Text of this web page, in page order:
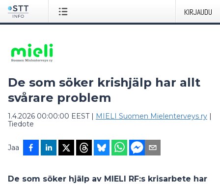
KIRJAUDU
De som söker krishjälp har allt
svårare problem
1.4.2026 00:00:00 EEST| MIELI Suomen Mielenterveys ry |
Tiedote
Jaa
De som söker hjälp av MIELI RF:s krisarbete har